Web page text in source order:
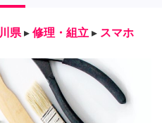
県 ▸ 修理・組立 ▸ スマホ